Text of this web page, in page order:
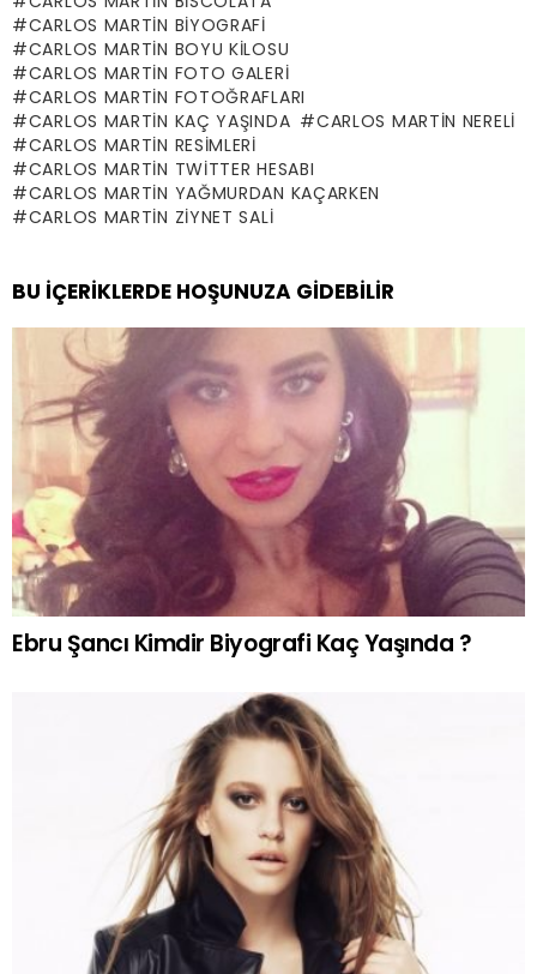
CARLOS MARTIN BIYOGRAFI
CARLOS MARTIN BOYU KILOSU
CARLOS MARTIN FOTO GALERI
CARLOS MARTIN FOTOĞRAFLARI
CARLOS MARTIN KAÇ YAŞINDA
CARLOS MARTIN NERELI
CARLOS MARTIN RESIMLERI
CARLOS MARTIN TWITTER HESABI
CARLOS MARTIN YAĞMURDAN KAÇARKEN
CARLOS MARTIN ZIYNET SALI
BU İÇERIKLERDE HOŞUNUZA GIDEBILIR
Ebru Şancı Kimdir Biyografi Kaç Yaşında ?